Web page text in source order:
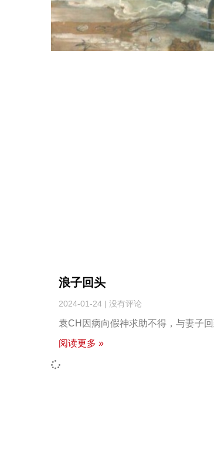
浪子回头
2024-01-24 没有评论
袁CH因病向假神求助不得，与妻子
阅读更多 »